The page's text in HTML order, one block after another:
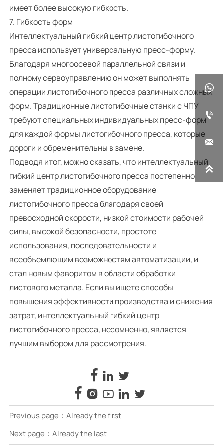
имеет более высокую гибкость.
7. Гибкость форм
Интеллектуальный гибкий центр листогибочного
пресса использует универсальную пресс-форму.
Благодаря многоосевой параллельной связи и
полному сервоуправлению он может выполнять
операции листогибочного пресса различных сложных
форм. Традиционные листогибочные станки с ЧПУ
требуют специальных индивидуальных пресс-форм
для каждой формы листогибочного пресса, которые
дороги и обременительны в замене.
Подводя итог, можно сказать, что интеллектуальный
гибкий центр листогибочного пресса постепенно
заменяет традиционное оборудование
листогибочного пресса благодаря своей
превосходной скорости, низкой стоимости рабочей
силы, высокой безопасности, простоте
использования, последовательности и
всеобъемлющим возможностям автоматизации, и
стал новым фаворитом в области обработки
листового металла. Если вы ищете способы
повышения эффективности производства и снижения
затрат, интеллектуальный гибкий центр
листогибочного пресса, несомненно, является
лучшим выбором для рассмотрения.
  
    
Previous page：Already the first
Next page：Already the last



